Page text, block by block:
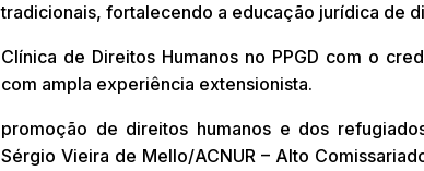
tradicionais, fortalecendo a educação jurídica de
Clínica de Direitos Humanos no PPGD com o
com ampla experiência extensionista.
promoção de direitos humanos e dos
Sérgio Vieira de Mello/ACNUR – Alto